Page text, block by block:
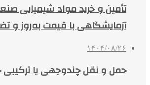
تأمین و خرید مواد شیمیایی
آزمایشگاهی با قیمت به‌روز و
۱۴۰۴/۰۸/۲۶
حمل و نقل چندوجهی یا